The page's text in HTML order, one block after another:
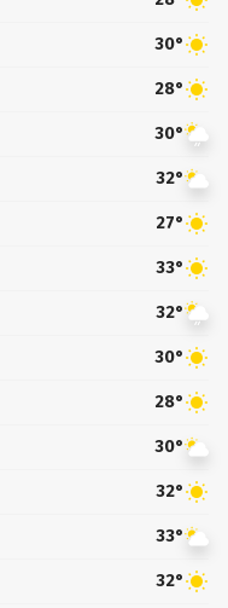
30°
28°
30°
32°
27°
33°
32°
30°
28°
30°
32°
33°
32°